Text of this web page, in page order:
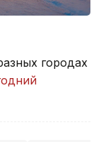
городах